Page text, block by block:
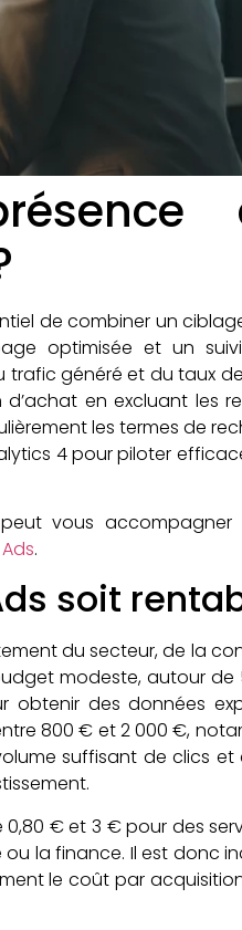
de combiner un
optimisée et un
trafic généré et du taux
en excluant les
les termes de
4 pour piloter
vous
.
soit
du secteur, de la
modeste, autour de
obtenir des données
800 € et 2 000 €,
suffisant de clics et
€ et 3 € pour des
la finance. Il est donc
le coût par